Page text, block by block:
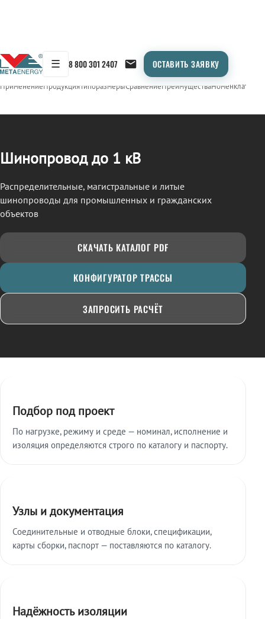
☰ 8 800 301 2407 ОСТАВИТЬ ЗАЯВКУ
← Продукция/ШИНОПРОВОД
ПрименениеПродукцияТипоразмерыСравнениеПреимуществаНоменклатура
Шинопровод до 1 кВ
Распределительные, магистральные и литые
шинопроводы для промышленных и гражданских
объектов
СКАЧАТЬ КАТАЛОГ PDF
КОНФИГУРАТОР ТРАССЫ
ЗАПРОСИТЬ РАСЧЁТ
Подбор под проект
По нагрузке, режиму и среде — номинал, исполнение и
изоляция определяются строго по каталогу и паспорту.
Узлы и документация
Соединительные и отводные блоки, спецификации,
карты сборки, паспорт — поставляются по каталогу.
Надёжность изоляции